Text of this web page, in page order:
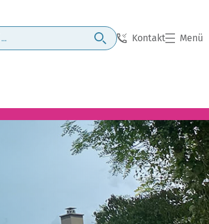
Kontakt Menü